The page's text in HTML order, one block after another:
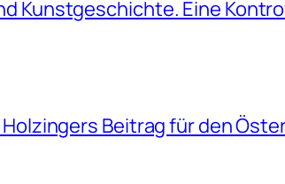
Kunstgeschichte. Eine
Beitrag für den